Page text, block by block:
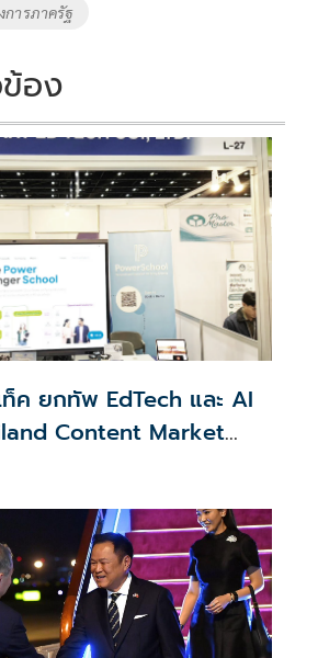
การภาครัฐ
อง
ท็ค ยกทัพ EdTech และ AI
Content Market